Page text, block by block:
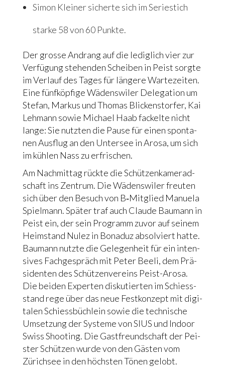
Simon Klei­ner sicher­te sich im Serie­stich
star­ke 58 von 60 Punk­te.
Der gros­se Andrang auf die ledig­lich vier zur
Ver­fü­gung ste­hen­den Schei­ben in Peist sorg­te
im Ver­lauf des Tages für län­ge­re War­te­zei­ten.
Eine fünf­köp­fi­ge Wädens­wi­ler Dele­ga­ti­on um
Ste­fan, Mar­kus und Tho­mas Blickens­tor­fer, Kai
Leh­mann sowie Micha­el Haab fackel­te nicht
lan­ge: Sie nutz­ten die Pau­se für einen spon­ta­
nen Aus­flug an den Unter­see in Aro­sa, um sich
im küh­len Nass zu erfri­schen.
Am Nach­mit­tag rück­te die Schüt­zen­ka­me­rad­
schaft ins Zen­trum. Die Wädens­wi­ler freu­ten
sich über den Besuch von B‑Mitglied Manue­la
Spiel­mann. Spä­ter traf auch Clau­de Bau­mann in
Peist ein, der sein Pro­gramm zuvor auf sei­nem
Heim­stand Nulez in Bona­duz absol­viert hat­te.
Bau­mann nutz­te die Gele­gen­heit für ein inten­
si­ves Fach­ge­spräch mit Peter Beeli, dem Prä­
si­den­ten des Schüt­zen­ver­eins Peist-Aro­sa.
Die bei­den Exper­ten dis­ku­tier­ten im Schiess­
stand rege über das neue Fest­kon­zept mit digi­
ta­len Schiess­büch­lein sowie die tech­ni­sche
Umset­zung der Syste­me von SIUS und Indoor
Swiss Shoo­ting. Die Gast­freund­schaft der Pei­
ster Schüt­zen wur­de von den Gästen vom
Zürich­see in den höch­sten Tönen gelobt.